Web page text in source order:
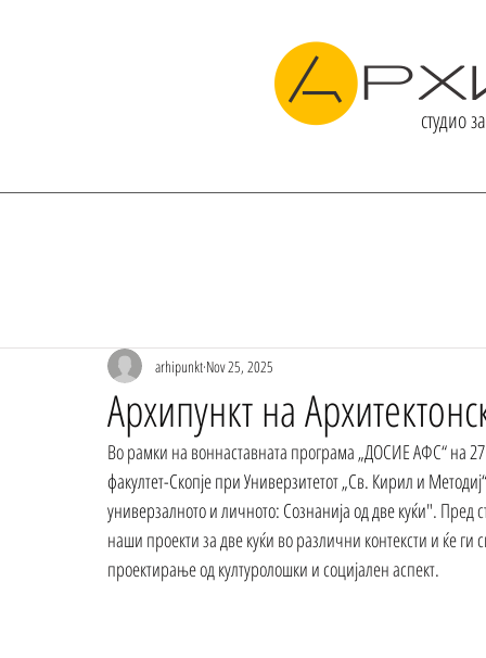
студио
Архипункт на
arhipunkt Nov 25, 2025
Во рамки на воннаставната програма „ДОСИЕ АФС“ на
факултет-Скопје при Универзитетот „Св. Кирил и Методиј“
универзалното и личното: Сознанија од две куќи". Пред
наши проекти за две куќи во различни контексти и ќе
проектирање од културолошки и социјален аспект.